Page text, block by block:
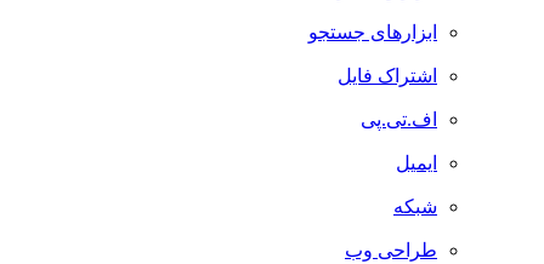
ابزارهای جستجو
اشتراک فایل
اف.تی.پی
ایمیل
شبکه
طراحی وب